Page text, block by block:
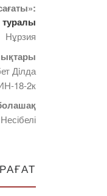
туралы
Нұрзия
Дiлда
18-2к
Несібелі